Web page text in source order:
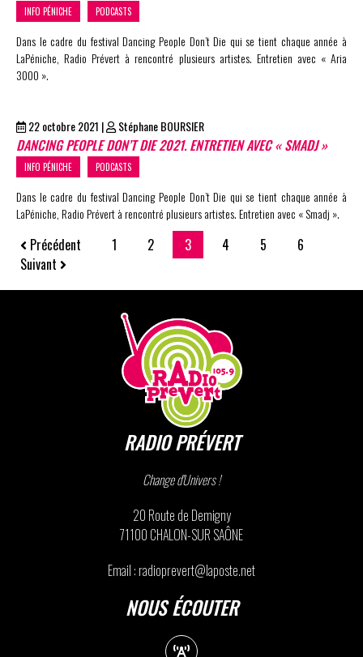
INFO PÉNICHE PODCASTS
Dans le cadre du festival Dancing People Don’t Die qui se tient chaque année à
LaPéniche, Radio Prévert à rencontré plusieurs artistes. Entretien avec « Aria
3000 ».
22 octobre 2021 | Stéphane BOURSIER
DANCING PEOPLE DON’T DIE 2021. ENTRETIEN AVEC « SMADJ »
INFO PÉNICHE PODCASTS
Dans le cadre du festival Dancing People Don’t Die qui se tient chaque année à
LaPéniche, Radio Prévert à rencontré plusieurs artistes. Entretien avec « Smadj ».
Précédent 1 2 3 4 5
6
Suivant
RADIO PRÉVERT
Change d'Univers !
20 Route de Demigny
71100 CHALON-SUR SAÔNE
Email : radioprevert@laposte.net
NOUS ÉCOUTER